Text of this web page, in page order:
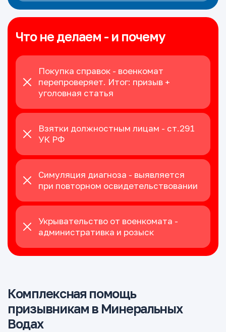
Что не делаем - и почему
Покупка справок - военкомат
перепроверяет. Итог: призыв +
уголовная статья
Взятки должностным лицам - ст.291
УК РФ
Симуляция диагноза - выявляется
при повторном освидетельствовании
Укрывательство от военкомата -
административка и розыск
Комплексная помощь
призывникам в Минеральных
Водах